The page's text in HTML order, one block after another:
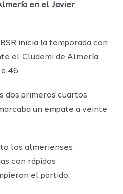
en el Javier
inicia la temporada con
el Cludemi de Almería
46.
dos primeros cuartos
un empate a veinte
los almerienses
con rápidos
el partido.